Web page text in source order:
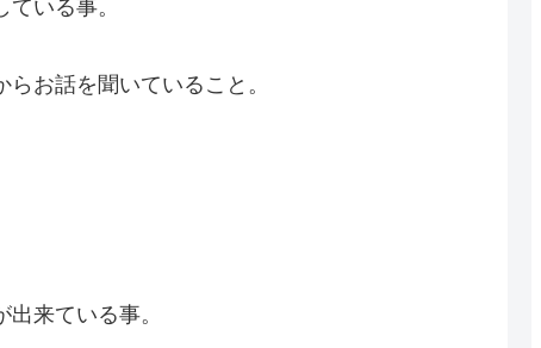
いる事。
お話を聞いていること。
来ている事。